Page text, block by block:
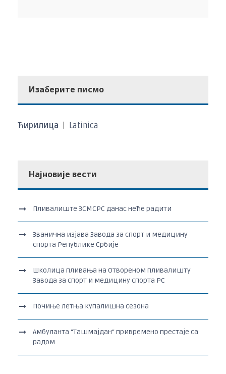
Изаберите писмо
Ћирилица Latinica
Најновије вести
Пливалиште ЗСМСРС данас неће радити
Званична изјава Завода за спорт и медицину
спорта Републике Србије
Школица пливања на Отвореном пливалишту
Завода за спорт и медицину спорта РС
Почиње летња купалишна сезона
Амбуланта “Ташмајдан“ привремено престаје са
радом